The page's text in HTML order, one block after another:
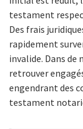
testament
Des frais
rapidement
invalide. Dans
retrouver
engendrant des
testament